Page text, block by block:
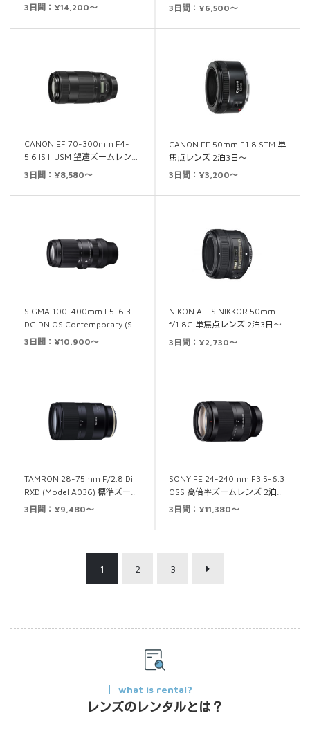
3日間：¥14,200～
3日間：¥6,500～
CANON EF 70-300mm F4-
5.6 IS II USM 望遠ズームレン…
3日間：¥8,580～
CANON EF 50mm F1.8 STM 単
焦点レンズ 2泊3日～
3日間：¥3,200～
SIGMA 100-400mm F5-6.3
DG DN OS Contemporary (S…
3日間：¥10,900～
NIKON AF-S NIKKOR 50mm
f/1.8G 単焦点レンズ 2泊3日～
3日間：¥2,730～
TAMRON 28-75mm F/2.8 Di III
RXD (Model A036) 標準ズー…
3日間：¥9,480～
SONY FE 24-240mm F3.5-6.3
OSS 高倍率ズームレンズ 2泊…
3日間：¥11,380～
1 2 3
what is rental?
レンズのレンタルとは？